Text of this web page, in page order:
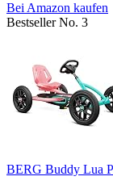
Bei Amazon kaufen
Bestseller No. 3
BERG Buddy Lua